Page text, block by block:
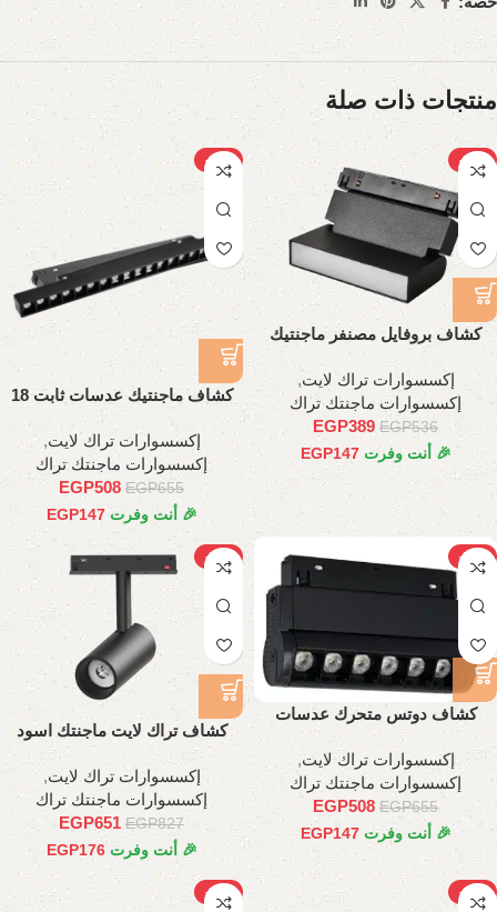
منتجات ذات صلة
-27%
كشاف بروفايل مصنفر ماجنتيك
إكسسوارات تراك لايت,
إكسسوارات ماجنتك تراك
EGP536
EGP389
🎉 أنت وفرت EGP147
-22%
كشاف ماجنتيك عدسات ثابت 18
إكسسوارات تراك لايت,
إكسسوارات ماجنتك تراك
EGP655
EGP508
🎉 أنت وفرت EGP147
-22%
كشاف دوتس متحرك عدسات
إكسسوارات تراك لايت,
إكسسوارات ماجنتك تراك
EGP655
EGP508
🎉 أنت وفرت EGP147
-21%
كشاف تراك لايت ماجنتك اسود
اسطواني, 20وات
إكسسوارات تراك لايت,
إكسسوارات ماجنتك تراك
EGP827
EGP651
🎉 أنت وفرت EGP176
-24%
-21%